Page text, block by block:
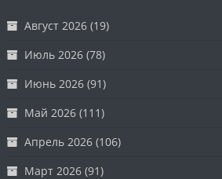
Август 2026 (19)
Июль 2026 (78)
Июнь 2026 (91)
Май 2026 (111)
Апрель 2026 (106)
Март 2026 (91)